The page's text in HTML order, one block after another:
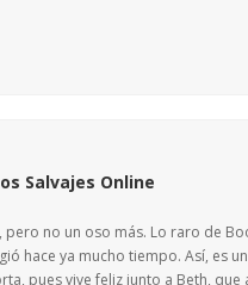
Salvajes Online
pero no un oso más. Lo raro de
hace ya mucho tiempo. Así, es
pues vive feliz junto a Beth,